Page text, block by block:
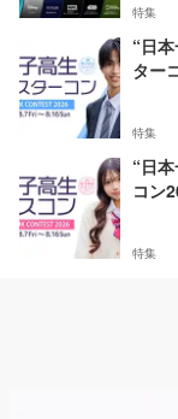
特集
“日
ター
特集
“日
コン
特集